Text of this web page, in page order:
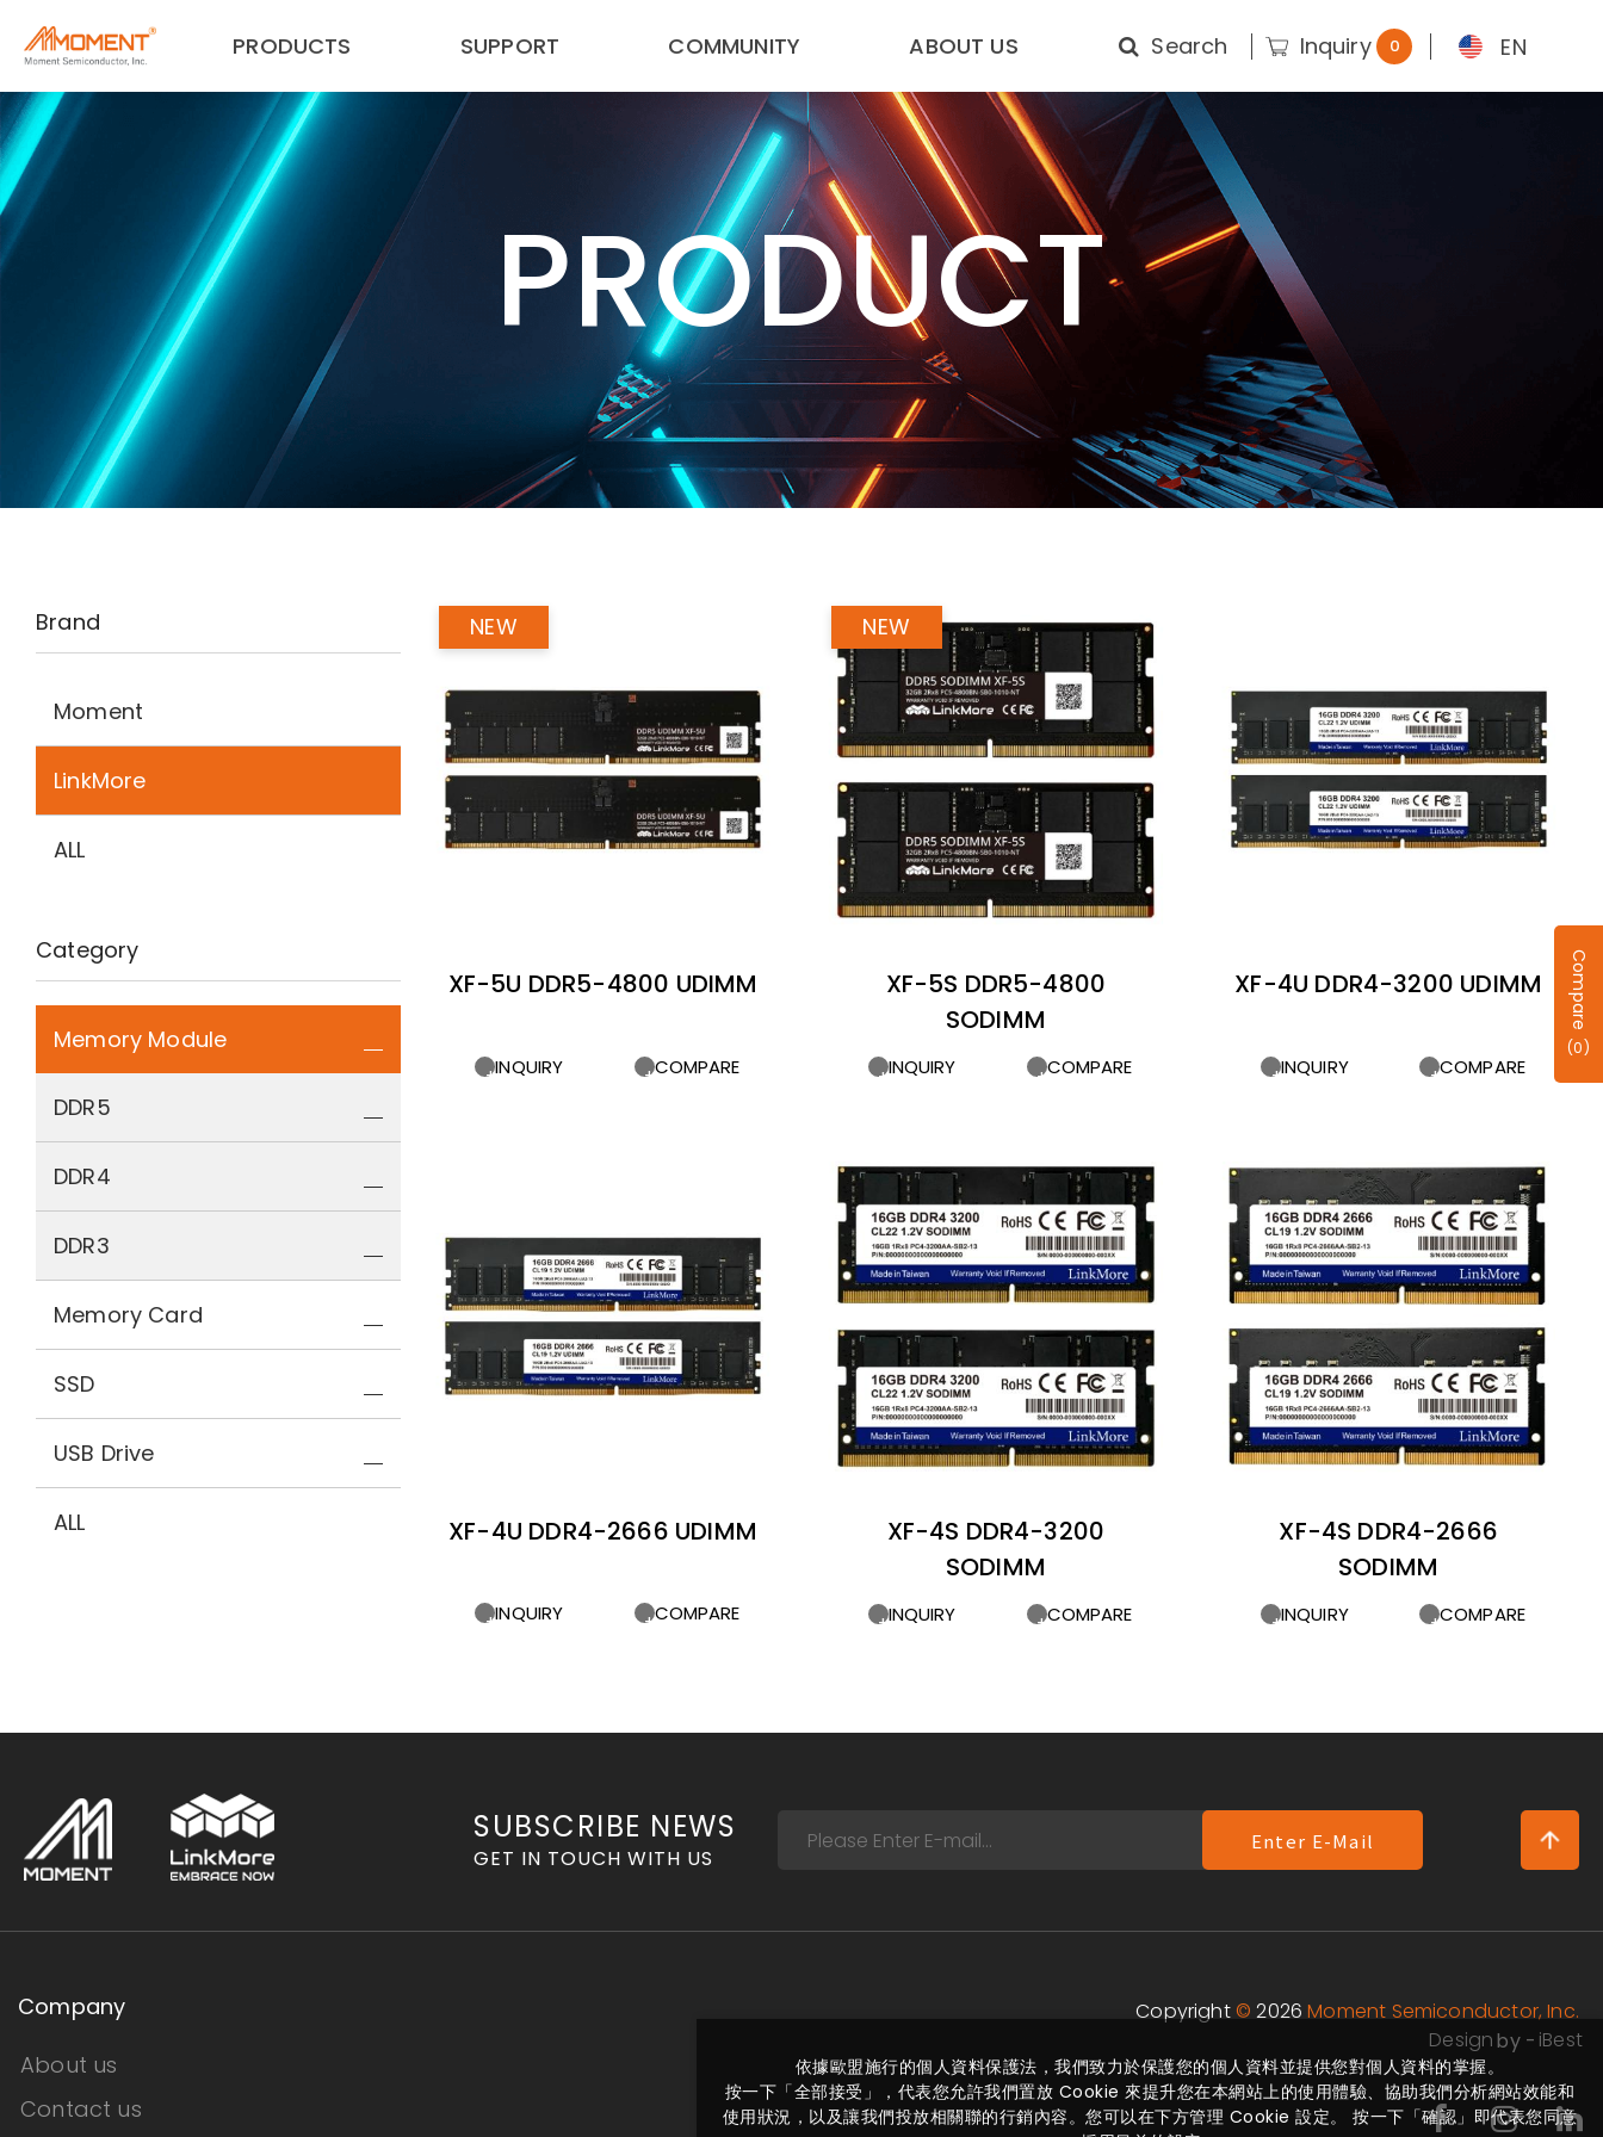
PRODUCTS SUPPORT COMMUNITY ABOUT US Search Inquiry 0 EN
PRODUCT
Brand
Moment
LinkMore
ALL
Category
Memory Module
DDR5
DDR4
DDR3
Memory Card
SSD
USB Drive
ALL
XF-5U DDR5-4800 UDIMM
INQUIRY COMPARE
XF-5S DDR5-4800
SODIMM
INQUIRY COMPARE
XF-4U DDR4-3200 UDIMM
INQUIRY COMPARE
XF-4U DDR4-2666 UDIMM
INQUIRY COMPARE
XF-4S DDR4-3200
SODIMM
INQUIRY COMPARE
XF-4S DDR4-2666
SODIMM
INQUIRY COMPARE
SUBSCRIBE NEWS
GET IN TOUCH WITH US
Enter E-Mail
Company
About us
Contact us
Copyright© 2026 Moment Semiconductor, Inc.
Designby - iBest
Compare
(0)
依據歐盟施行的個人資料保護法，我們致力於保護您的個人資料並提供您對個人資料的掌握。
按一下「全部接受」，代表您允許我們置放 Cookie 來提升您在本網站上的使用體驗、協助我們分析網站效能和
使用狀況，以及讓我們投放相關聯的行銷內容。您可以在下方管理 Cookie 設定。 按一下「確認」即代表您同意